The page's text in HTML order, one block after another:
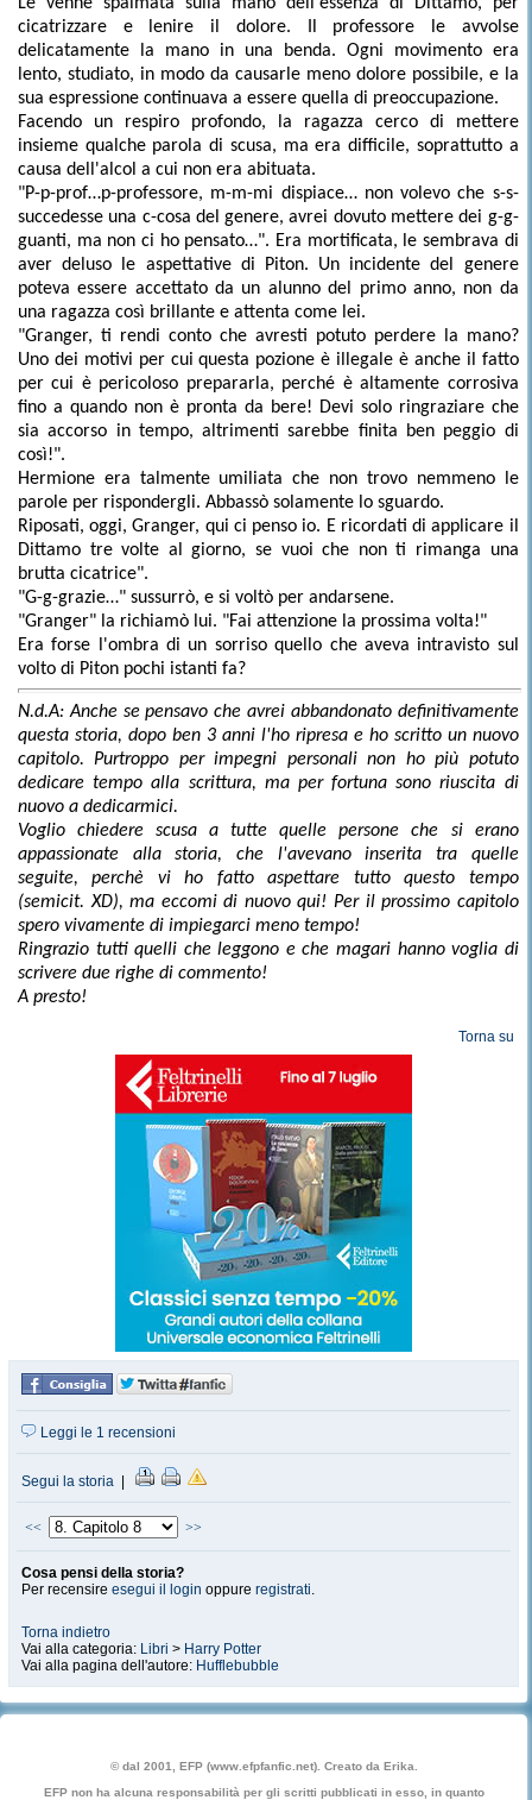
cicatrizzare e lenire il dolore. Il professore le avvolse
delicatamente la mano in una benda. Ogni movimento era
lento, studiato, in modo da causarle meno dolore possibile, e la
sua espressione continuava a essere quella di preoccupazione.
Facendo un respiro profondo, la ragazza cerco di mettere
insieme qualche parola di scusa, ma era difficile, soprattutto a
causa dell'alcol a cui non era abituata.
"P-p-prof…p-professore, m-m-mi dispiace… non volevo che s-s-
succedesse una c-cosa del genere, avrei dovuto mettere dei g-g-
guanti, ma non ci ho pensato…". Era mortificata, le sembrava di
aver deluso le aspettative di Piton. Un incidente del genere
poteva essere accettato da un alunno del primo anno, non da
una ragazza così brillante e attenta come lei.
"Granger, ti rendi conto che avresti potuto perdere la mano?
Uno dei motivi per cui questa pozione è illegale è anche il fatto
per cui è pericoloso prepararla, perché è altamente corrosiva
fino a quando non è pronta da bere! Devi solo ringraziare che
sia accorso in tempo, altrimenti sarebbe finita ben peggio di
così!".
Hermione era talmente umiliata che non trovo nemmeno le
parole per rispondergli. Abbassò solamente lo sguardo.
Riposati, oggi, Granger, qui ci penso io. E ricordati di applicare il
Dittamo tre volte al giorno, se vuoi che non ti rimanga una
brutta cicatrice".
"G-g-grazie…" sussurrò, e si voltò per andarsene.
"Granger" la richiamò lui. "Fai attenzione la prossima volta!"
Era forse l'ombra di un sorriso quello che aveva intravisto sul
volto di Piton pochi istanti fa?
N.d.A: Anche se pensavo che avrei abbandonato definitivamente
questa storia, dopo ben 3 anni l'ho ripresa e ho scritto un nuovo
capitolo. Purtroppo per impegni personali non ho più potuto
dedicare tempo alla scrittura, ma per fortuna sono riuscita di
nuovo a dedicarmici.
Voglio chiedere scusa a tutte quelle persone che si erano
appassionate alla storia, che l'avevano inserita tra quelle
seguite, perchè vi ho fatto aspettare tutto questo tempo
(semicit. XD), ma eccomi di nuovo qui! Per il prossimo capitolo
spero vivamente di impiegarci meno tempo!
Ringrazio tutti quelli che leggono e che magari hanno voglia di
scrivere due righe di commento!
A presto!
Torna su
Leggi le 1 recensioni
Segui la storia |
<< >>
Cosa pensi della storia?
Per recensire esegui il login oppure registrati.
Torna indietro
Vai alla categoria: Libri > Harry Potter
Vai alla pagina dell'autore: Hufflebubble
© dal 2001, EFP (www.efpfanfic.net). Creato da Erika.
EFP non ha alcuna responsabilità per gli scritti pubblicati in esso, in quanto